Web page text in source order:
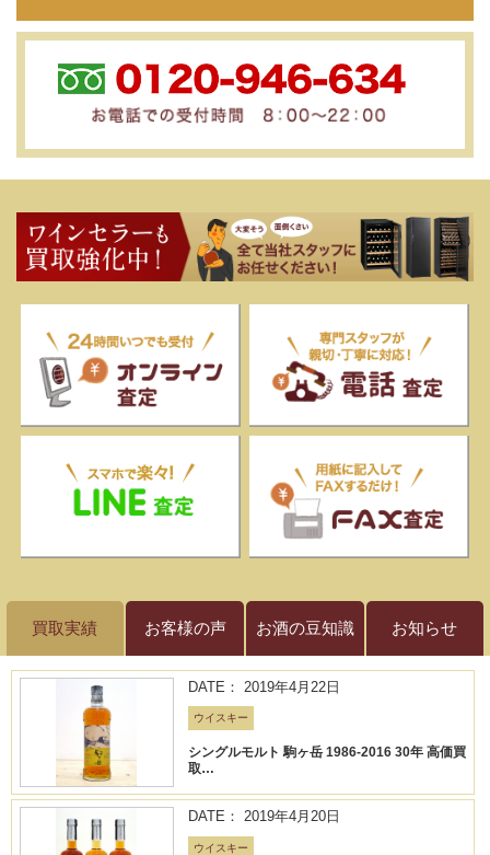
買取実績 お客様の声 お酒の豆知識 お知らせ
DATE： 2019年4月22日
ウイスキー
シングルモルト 駒ヶ岳 1986-2016 30年 高価買
取…
DATE： 2019年4月20日
ウイスキー